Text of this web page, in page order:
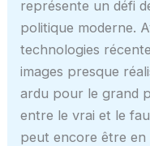
représente un défi
politique moderne.
technologies
images presque
ardu pour le grand
entre le vrai et le
peut encore être en